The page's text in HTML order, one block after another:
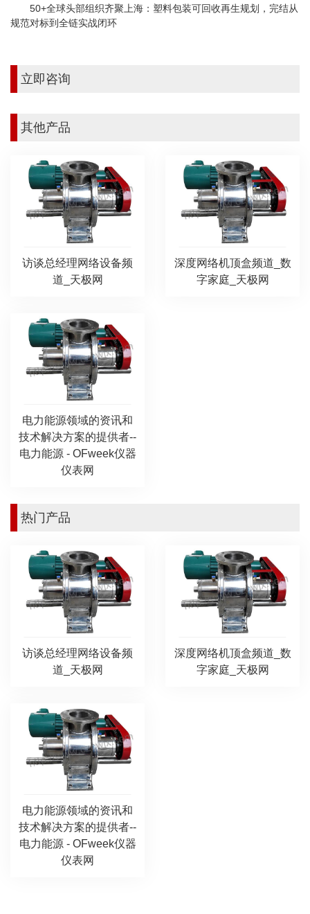
50+全球头部组织齐聚上海：塑料包装可回收再生规划，完结从
规范对标到全链实战闭环
立即咨询
其他产品
访谈总经理网络设备频
道_天极网
深度网络机顶盒频道_数
字家庭_天极网
电力能源领域的资讯和
技术解决方案的提供者--
电力能源 - OFweek仪器
仪表网
热门产品
访谈总经理网络设备频
道_天极网
深度网络机顶盒频道_数
字家庭_天极网
电力能源领域的资讯和
技术解决方案的提供者--
电力能源 - OFweek仪器
仪表网